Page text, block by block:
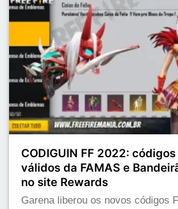
CODIGUIN FF 2022:
válidos da FAMAS e
no site Rewards
Garena liberou os novos códigos